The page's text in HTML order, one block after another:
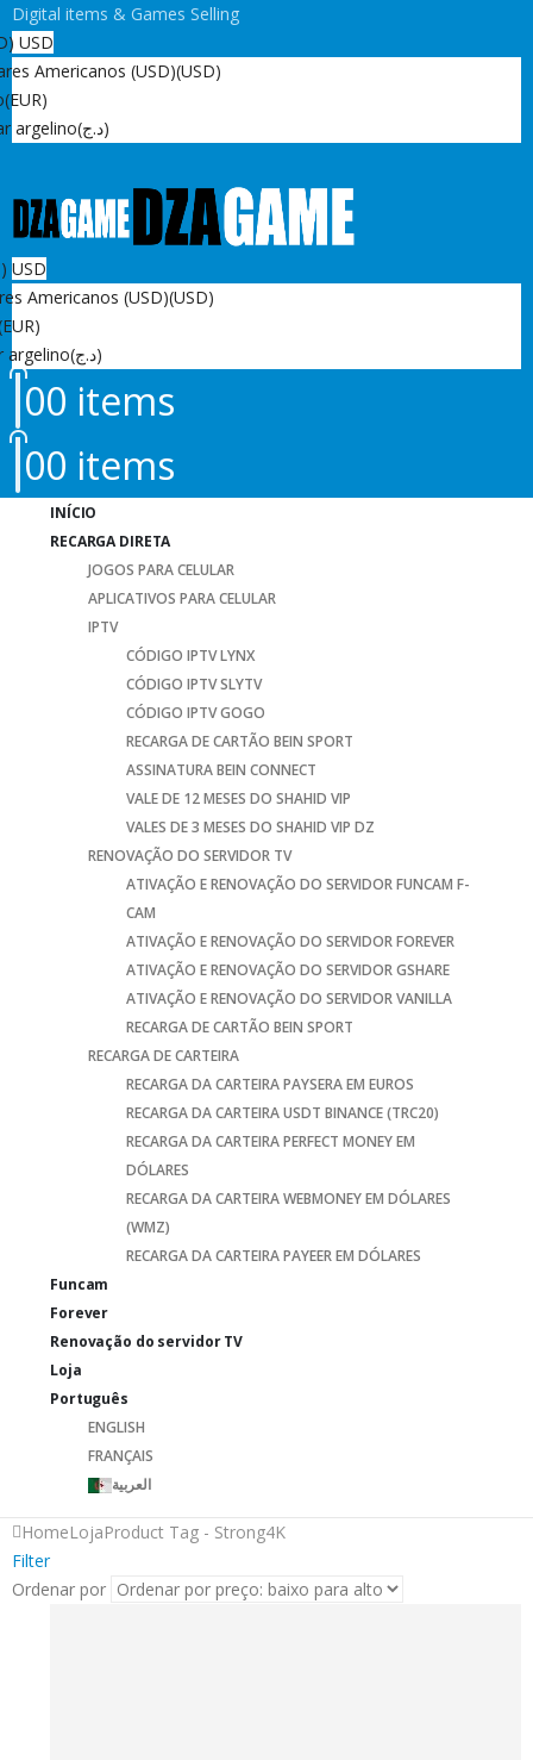
Digital items & Games Selling
USD
Americanos (USD)(USD)
(EUR)
argelino
(د.ج)
USD
Americanos (USD)(USD)
argelino
(د.ج)
00 items
00 items
INÍCIO
RECARGA DIRETA
JOGOS PARA CELULAR
APLICATIVOS PARA CELULAR
IPTV
CÓDIGO IPTV LYNX
CÓDIGO IPTV SLYTV
CÓDIGO IPTV GOGO
RECARGA DE CARTÃO BEIN SPORT
ASSINATURA BEIN CONNECT
VALE DE 12 MESES DO SHAHID VIP
VALES DE 3 MESES DO SHAHID VIP DZ
RENOVAÇÃO DO SERVIDOR TV
ATIVAÇÃO E RENOVAÇÃO DO SERVIDOR FUNCAM F-
CAM
ATIVAÇÃO E RENOVAÇÃO DO SERVIDOR FOREVER
ATIVAÇÃO E RENOVAÇÃO DO SERVIDOR GSHARE
ATIVAÇÃO E RENOVAÇÃO DO SERVIDOR VANILLA
RECARGA DE CARTÃO BEIN SPORT
RECARGA DE CARTEIRA
RECARGA DA CARTEIRA PAYSERA EM EUROS
RECARGA DA CARTEIRA USDT BINANCE (TRC20)
RECARGA DA CARTEIRA PERFECT MONEY EM
DÓLARES
RECARGA DA CARTEIRA WEBMONEY EM DÓLARES
(WMZ)
RECARGA DA CARTEIRA PAYEER EM DÓLARES
Funcam
Forever
Renovação do servidor TV
Loja
Português
ENGLISH
FRANÇAIS
العربية
HomeLojaProduct Tag - Strong4K
Filter
Ordenar por